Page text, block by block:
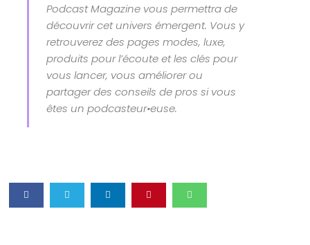
Podcast Magazine vous permettra de
découvrir cet univers émergent. Vous y
retrouverez des pages modes, luxe,
produits pour l’écoute et les clés pour
vous lancer, vous améliorer ou
partager des conseils de pros si vous
êtes un podcasteur•euse.